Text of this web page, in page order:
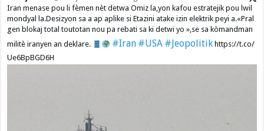
Iran menase pou li fèmen nèt detwa Omiz la,yon kafou estratejik pou lwil
mondyal la.Desizyon sa a ap aplike si Etazini atake izin elektrik peyi a.​«Pral
gen blokaj total toutotan nou pa rebati sa ki detwi yo »,se sa kòmandman
militè iranyen an deklare.
#Iran #USA #Jeopolitikhttps://t.co/
Ue6BpBGD6H